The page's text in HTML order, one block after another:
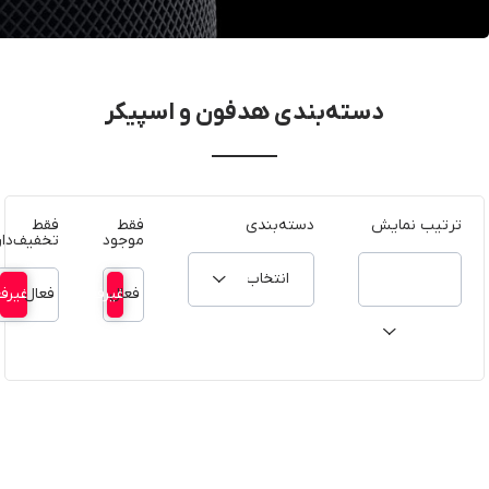
دسته‌بندی هدفون و اسپیکر
ترتیب نمایش دسته‌بندی
انتخاب کنید
فقط
موجود
فعالغیرفعال
فقط
فعال